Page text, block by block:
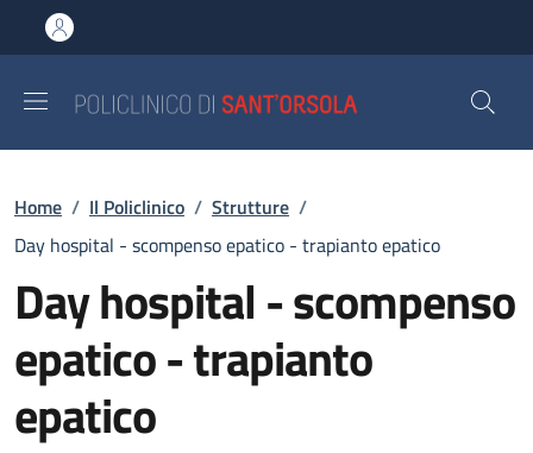
al contenuto principale
to footer content
Briciole di pane
Home / Il Policlinico / Strutture /
Day hospital - scompenso epatico - trapianto epatico
Day hospital - scompenso
epatico - trapianto
epatico